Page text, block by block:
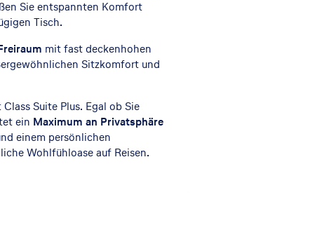
Sie entspannten Komfort
Tisch.
mit fast deckenhohen
Sitzkomfort und
Suite Plus. Egal ob Sie
ein Maximum an Privatsphäre
einem persönlichen
Wohlfühloase auf Reisen.